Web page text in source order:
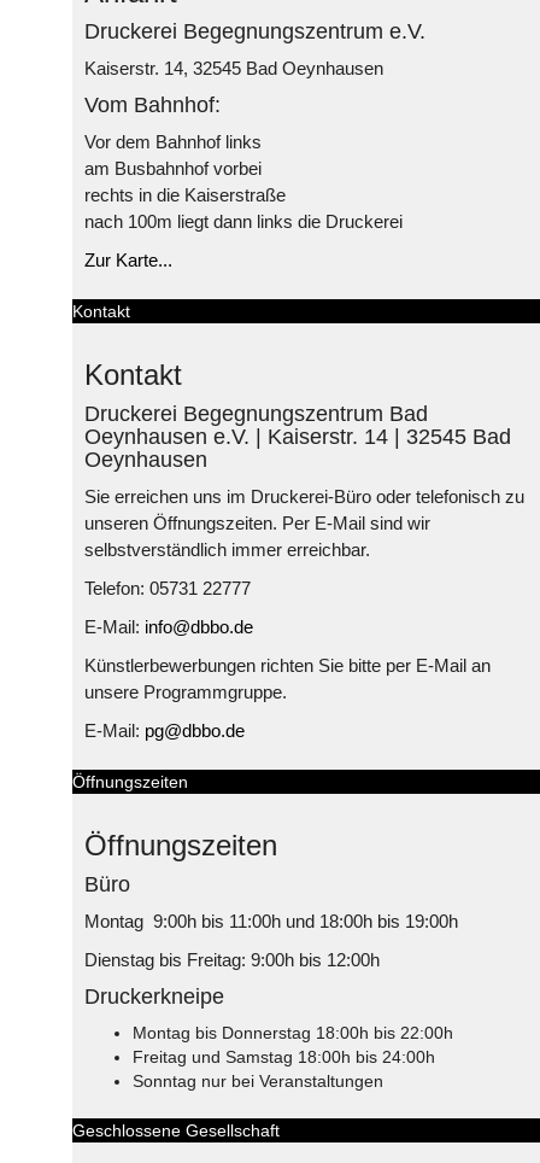
Druckerei Begegnungszentrum e.V.
Kaiserstr. 14, 32545 Bad Oeynhausen
Vom Bahnhof:
Vor dem Bahnhof links
am Busbahnhof vorbei
rechts in die Kaiserstraße
nach 100m liegt dann links die Druckerei
Zur Karte...
Kontakt
Kontakt
Druckerei Begegnungszentrum Bad
Oeynhausen e.V. | Kaiserstr. 14 | 32545 Bad
Oeynhausen
Sie erreichen uns im Druckerei-Büro oder telefonisch zu
unseren Öffnungszeiten. Per E-Mail sind wir
selbstverständlich immer erreichbar.
Telefon: 05731 22777
E-Mail: info@dbbo.de
Künstlerbewerbungen richten Sie bitte per E-Mail an
unsere Programmgruppe.
E-Mail: pg@dbbo.de
Öffnungszeiten
Öffnungszeiten
Büro
Montag 9:00h bis 11:00h und 18:00h bis 19:00h
Dienstag bis Freitag: 9:00h bis 12:00h
Druckerkneipe
Montag bis Donnerstag 18:00h bis 22:00h
Freitag und Samstag 18:00h bis 24:00h
Sonntag nur bei Veranstaltungen
Geschlossene Gesellschaft